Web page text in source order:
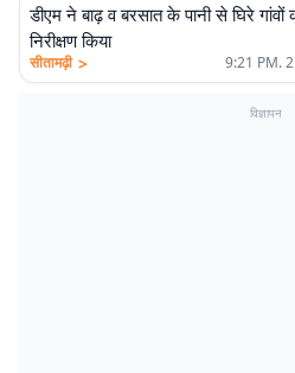
डीएम ने बाढ़ व बरसात के पानी से घिरे गांवों
निरीक्षण किया
सीतामढ़ी > 9:21 PM. 2
विज्ञापन